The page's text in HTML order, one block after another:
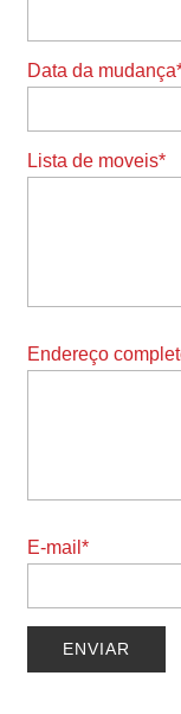
Data da
Lista de moveis*
Endereço
E-mail*